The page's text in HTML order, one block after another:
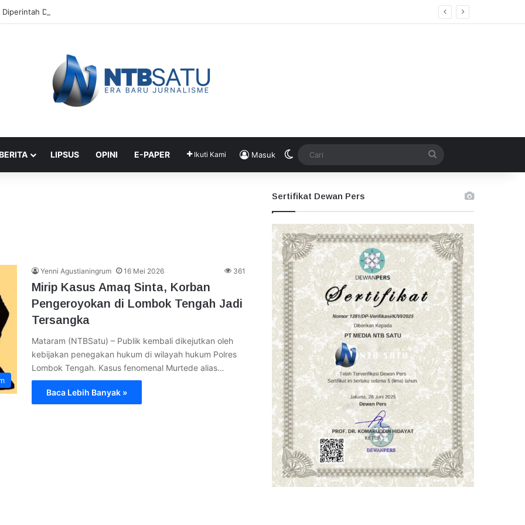
Didik Titip Koper Berat dan HP Mati ke Pegawai Bank
LIPSUS OPINI E-PAPER Ikuti Kami Masuk Switch skin
Yenni Agustianingrum 16 Mei 2026 361
Mirip Kasus Amaq Sinta, Korban
Pengeroyokan di Lombok Tengah Jadi
Tersangka
Mataram (NTBSatu) – Publik kembali dikejutkan oleh
kebijakan penegakan hukum di wilayah hukum Polres
Lombok Tengah. Kasus fenomenal Murtede alias…
Baca Lebih Banyak »
Sertifikat Dewan Pers